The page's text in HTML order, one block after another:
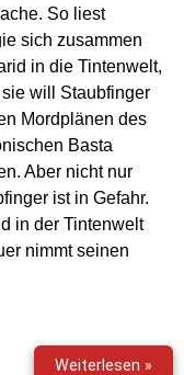
So liest
sich zusammen
in die Tintenwelt,
will Staubfinger
Mordplänen des
Basta
Aber nicht nur
ist in Gefahr.
in der Tintenwelt
nimmt seinen
Weiterlesen »